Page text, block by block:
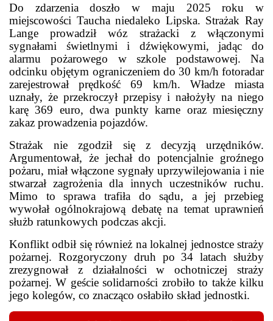
Do zdarzenia doszło w maju 2025 roku w
miejscowości Taucha niedaleko Lipska. Strażak Ray
Lange prowadził wóz strażacki z włączonymi
sygnałami świetlnymi i dźwiękowymi, jadąc do
alarmu pożarowego w szkole podstawowej. Na
odcinku objętym ograniczeniem do 30 km/h fotoradar
zarejestrował prędkość 69 km/h. Władze miasta
uznały, że przekroczył przepisy i nałożyły na niego
karę 369 euro, dwa punkty karne oraz miesięczny
zakaz prowadzenia pojazdów.
Strażak nie zgodził się z decyzją urzędników.
Argumentował, że jechał do potencjalnie groźnego
pożaru, miał włączone sygnały uprzywilejowania i nie
stwarzał zagrożenia dla innych uczestników ruchu.
Mimo to sprawa trafiła do sądu, a jej przebieg
wywołał ogólnokrajową debatę na temat uprawnień
służb ratunkowych podczas akcji.
Konflikt odbił się również na lokalnej jednostce straży
pożarnej. Rozgoryczony druh po 34 latach służby
zrezygnował z działalności w ochotniczej straży
pożarnej. W geście solidarności zrobiło to także kilku
jego kolegów, co znacząco osłabiło skład jednostki.